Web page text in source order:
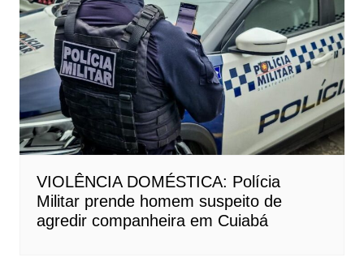
VIOLÊNCIA DOMÉSTICA: Polícia
Militar prende homem suspeito de
agredir companheira em Cuiabá